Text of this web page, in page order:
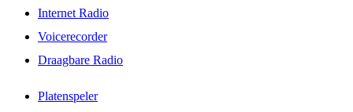
Internet Radio
Voicerecorder
Draagbare Radio
Platenspeler